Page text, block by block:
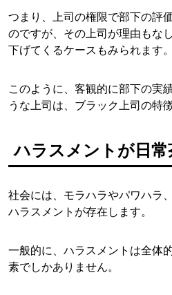
つまり、上司の権限で部下の評
のですが、その上司が理由もな
下げてくるケースもみられます。
このように、客観的に部下の実
うな上司は、ブラック上司の特
ハラスメントが日常
社会には、モラハラやパワハラ
ハラスメントが存在します。
一般的に、ハラスメントは全体
素でしかありません。